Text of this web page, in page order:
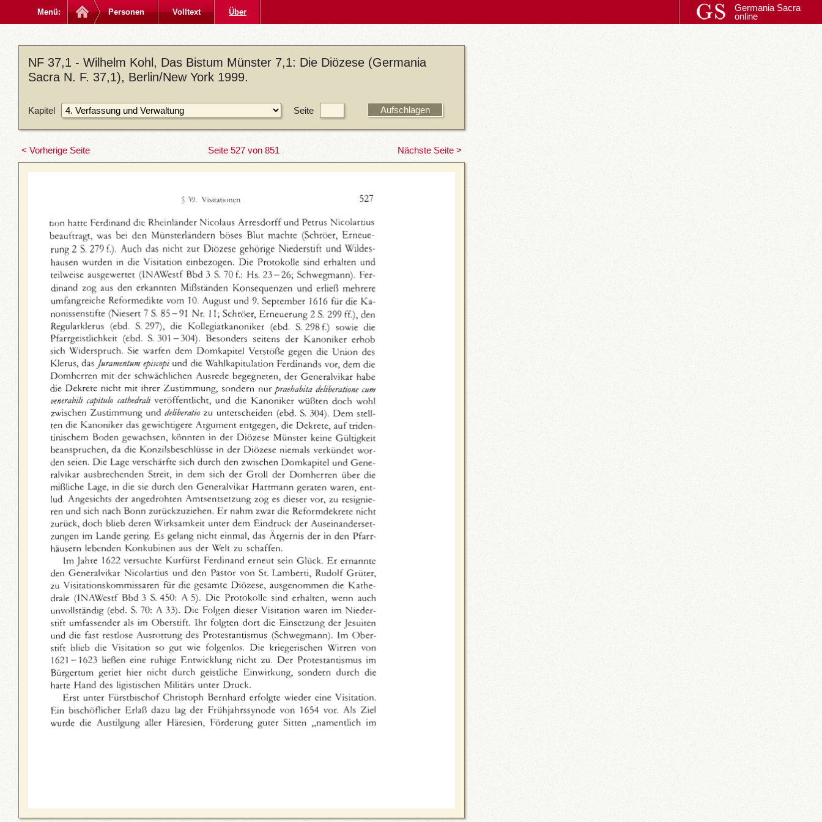
Menü: Personen Volltext Über
Germania Sacra
online
NF 37,1 - Wilhelm Kohl, Das Bistum Münster 7,1: Die Diözese (Germania
Sacra N. F. 37,1), Berlin/New York 1999.
Kapitel Seite
< Vorherige Seite Seite 527 von 851 Nächste Seite >